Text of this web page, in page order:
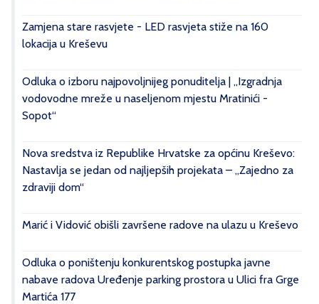
Zamjena stare rasvjete - LED rasvjeta stiže na 160
lokacija u Kreševu
Odluka o izboru najpovoljnijeg ponuditelja | „Izgradnja
vodovodne mreže u naseljenom mjestu Mratinići -
Sopot“
Nova sredstva iz Republike Hrvatske za općinu Kreševo:
Nastavlja se jedan od najljepših projekata – „Zajedno za
zdraviji dom“
Marić i Vidović obišli završene radove na ulazu u Kreševo
Odluka o poništenju konkurentskog postupka javne
nabave radova Uređenje parking prostora u Ulici fra Grge
Martića 177